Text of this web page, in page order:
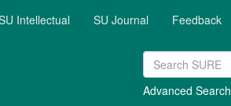
Intellectual SU Journal Feedback
Advanced Search